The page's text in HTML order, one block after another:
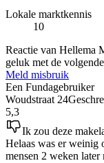
Lokale marktkennis
10
Reactie van Hellema
geluk met de
Meld misbruik
Een Fundagebruiker
Woudstraat 24
5,3
Ik zou deze
Helaas was er weinig
mensen 2 weken later